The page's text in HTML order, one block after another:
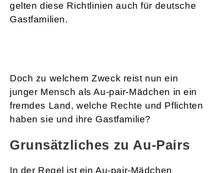
gelten diese Richtlinien auch für deutsche
Gastfamilien.
Doch zu welchem Zweck reist nun ein
junger Mensch als Au-pair-Mädchen in ein
fremdes Land, welche Rechte und Pflichten
haben sie und ihre Gastfamilie?
Grunsätzliches zu Au-Pairs
In der Regel ist ein Au-pair-Mädchen